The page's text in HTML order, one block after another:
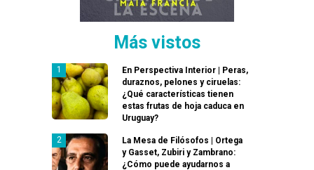
Más vistos
En Perspectiva Interior | Peras,
duraznos, pelones y ciruelas:
¿Qué características tienen
estas frutas de hoja caduca en
Uruguay?
La Mesa de Filósofos | Ortega
y Gasset, Zubiri y Zambrano:
¿Cómo puede ayudarnos a